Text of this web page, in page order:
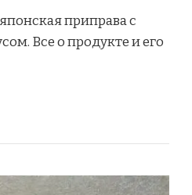
приправа с
Все о продукте и его